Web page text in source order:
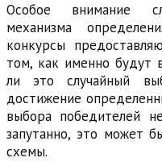
Особое внимание
механизма
конкурсы
том, как именно будут
ли это случайный
достижение
выбора победителей
запутанно, это может
схемы.